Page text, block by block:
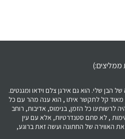
ממליצים:)
הבן שלי. הוא גם אירגן צלם וידאו ומגנטים.
מאוד קל לתקשר איתו , הוא ענה מהר עם כל
לרשותינו כל הזמן, בנימוס, אדיבות, רוחב
, לא סתם סטנדרטיות, אלא עם עין
האווירה של החתונה ועשה זאת ברוגע,